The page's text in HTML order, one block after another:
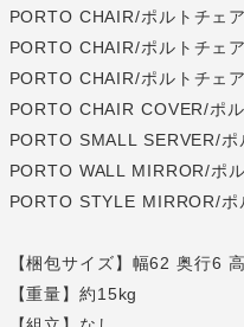
PORTO CHAIR/ポルトチェ
PORTO CHAIR/ポルトチェ
PORTO CHAIR/ポルトチェ
PORTO CHAIR COVER/ポ
PORTO SMALL SERVER/ポ
PORTO WALL MIRROR/ポ
PORTO STYLE MIRROR/ポ
【梱包サイズ】幅62 奥行6
【重量】約15kg